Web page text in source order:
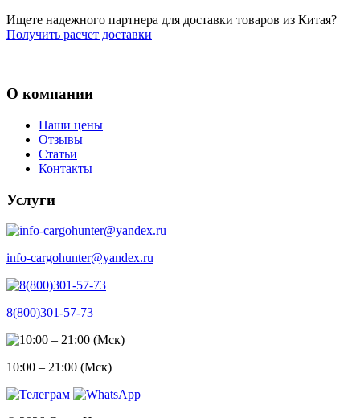
Ищете надежного партнера для доставки товаров из Китая?
Получить расчет доставки
О компании
Наши цены
Отзывы
Статьи
Контакты
Услуги
info-cargohunter@yandex.ru
8(800)301-57-73
10:00 – 21:00 (Мск)